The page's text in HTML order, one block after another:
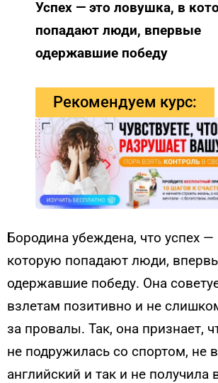
Успех — это ловушка, в
попадают люди, впервые
одержавшие победу
Рекомендуем курс:
Бородина убеждена, что успех —
которую попадают люди,
одержавшие победу. Она
взлетам позитивно и не
за провалы. Так, она признает,
не подружилась со спортом, не
английский и так и не получила